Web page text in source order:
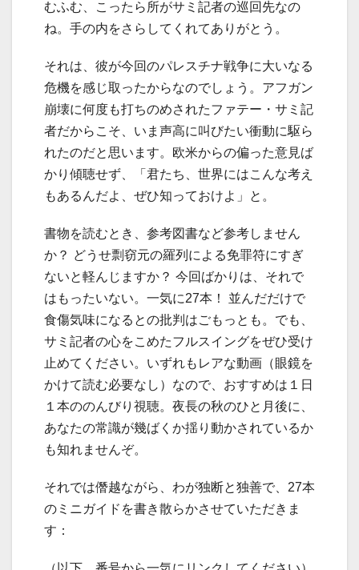
むふむ、こったら所がサミ記者の巡回先なの
ね。手の内をさらしてくれてありがとう。
それは、彼が今回のパレスチナ戦争に大いなる
危機を感じ取ったからなのでしょう。アフガン
崩壊に何度も打ちのめされたファテー・サミ記
者だからこそ、いま声高に叫びたい衝動に駆ら
れたのだと思います。欧米からの偏った意見ば
かり傾聴せず、「君たち、世界にはこんな考え
もあるんだよ、ぜひ知っておけよ」と。
書物を読むとき、参考図書など参考しません
か？ どうせ剽窃元の羅列による免罪符にすぎ
ないと軽んじますか？ 今回ばかりは、それで
はもったいない。一気に27本！ 並んだだけで
食傷気味になるとの批判はごもっとも。でも、
サミ記者の心をこめたフルスイングをぜひ受け
止めてください。いずれもレアな動画（眼鏡を
かけて読む必要なし）なので、おすすめは１日
１本ののんびり視聴。夜長の秋のひと月後に、
あなたの常識が幾ばくか揺り動かされているか
も知れませんぞ。
それでは僭越ながら、わが独断と独善で、27本
のミニガイドを書き散らかさせていただきま
す：